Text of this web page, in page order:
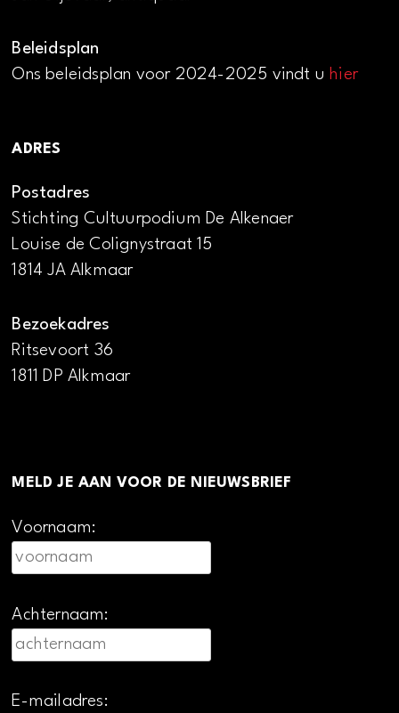
Beleidsplan
Ons beleidsplan voor 2024-2025 vindt uhier
ADRES
Postadres
Stichting Cultuurpodium De Alkenaer
Louise de Colignystraat 15
1814 JA Alkmaar
Bezoekadres
Ritsevoort 36
1811 DP Alkmaar
MELD JE AAN VOOR DE NIEUWSBRIEF
Voornaam:
Achternaam:
E-mailadres: